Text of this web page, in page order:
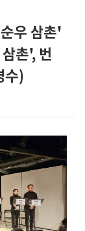
우 삼촌'
촌', 번
수)